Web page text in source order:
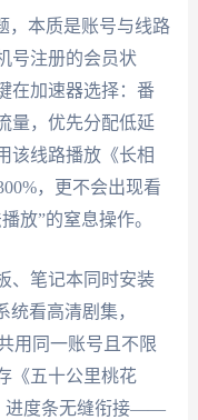
，本质是账号与线路
号注册的会员状
在加速器选择：番
量，优先分配低延
该线路播放《长相
，更不会出现看
放”的窒息操作。
、笔记本同时安装
统看高清剧集，
用同一账号且不限
《五十公里桃花
进度条无缝衔接——